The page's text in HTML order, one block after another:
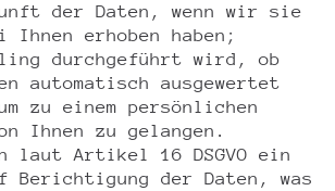
der Daten, wenn wir sie
erhoben haben;
durchgeführt wird, ob
automatisch ausgewertet
zu einem persönlichen
Ihnen zu gelangen.
laut Artikel 16 DSGVO ein
Berichtigung der Daten, was